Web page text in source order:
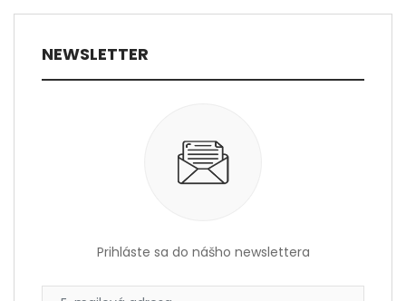
NEWSLETTER
Prihláste sa do nášho newslettera